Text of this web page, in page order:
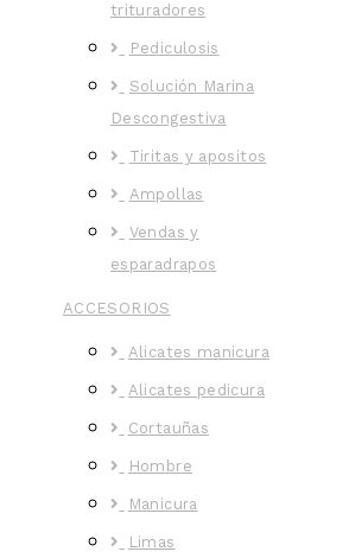
trituradores
Pediculosis
Solución Marina
Descongestiva
Tiritas y apositos
Ampollas
Vendas y
esparadrapos
ACCESORIOS
Alicates manicura
Alicates pedicura
Cortauñas
Hombre
Manicura
Limas